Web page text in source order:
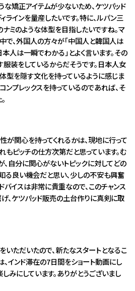
な矯正アイテムが少ないため、ケツパッド
ラインを量産したいです。特に、ルパン三
ミのような体型を目指したいですね。マ
で、外国人の方々が「中国人と韓国人は
人は一瞬でわかる」とよく言います。その
装をしているからだそうです。日本人女
型を隠す文化を持っているように感じま
ンプレックスを持っているのであれば、そ
が関心を持ってくれるかは、現地に行って
もピッチの仕方次第だと思っています。む
、自分に関心がないトピックに対してどの
る良い機会だと思い、少しの不安も興奮
バイスは非常に貴重なので、このチャンス
、ケツパッド販売の土台作りに真剣に取
いただいたので、新たなスタートとなるこ
、インド滞在の7日間をショート動画にし
みにしています。ありがとうございまし